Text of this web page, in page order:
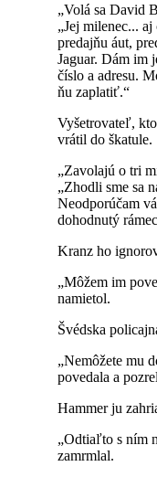
„Volá sa David
„Jej milenec...
predajňu áut,
Jaguar. Dám im
číslo a adresu.
ňu zaplatiť.“
Vyšetrovateľ,
vrátil do škatule.
„Zavolajú o tri
„Zhodli sme sa
Neodporúčam
dohodnutý
Kranz ho
„Môžem im
namietol.
Švédska
„Nemôžete mu
povedala a
Hammer ju
„Odtiaľto s ním
zamrmlal.